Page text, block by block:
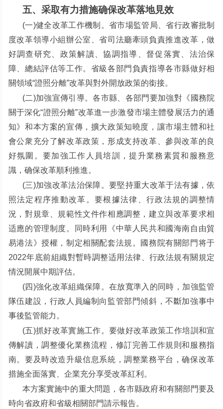
五、采取有力措施确保改革落地見效
(一)健全改革工作機制。省市場監管局、省行政審批制
度改革領導小組辦公室、省司法廳牽頭負責推進改革，做
好調查研究、政策解讀、協調指導、督促落實、法治保
障、總結評估等工作。省級各部門負責指導各市縣做好相
關領域“證照分離”改革與對外開放政策的銜接。
(二)加強宣傳引導。各市縣、各部門要加強對《國務院
關于深化“證照分離”改革進一步激發市場主體發展活力的通
知》和本方案的宣傳，擴大政策知曉度，讓市場主體和社
會公衆充分了解改革政策，形成支持改革、參與改革的良
好氛圍。要加強工作人員培訓，提升業務素質和服務意
識，确保改革順利推進。
(三)加強改革法治保障。要堅持重大改革于法有據，依
照法定程序推動改革。要根據法律、行政法規的調整情
況，對規章、規範性文件作相應調整，建立與改革要求相
适應的管理制度。同時利用《中華人民共和國海南自由貿
易港法》授權，制定相關配套法規。國務院有關部門将于
2022年底前組織對暫時調整适用法律、行政法規有關規定
情況開展中期評估。
(四)強化改革組織保障。在放寬準入的同時，加強監管
隊伍建設，行政人員編制向監管部門傾斜，不斷加強事中
事後監管能力。
(五)抓好改革實施工作。要做好改革政策工作培訓和宣
傳解讀，調整優化業務流程，修訂完善工作規則和服務指
南。要及時改造升級信息系統，調整業務平台，确保改革
措施全面落實、企業充分享受改革紅利。
本方案實施中的重大問題，各市縣政府和有關部門要及
時向省政府和省級相關部門請示報告。